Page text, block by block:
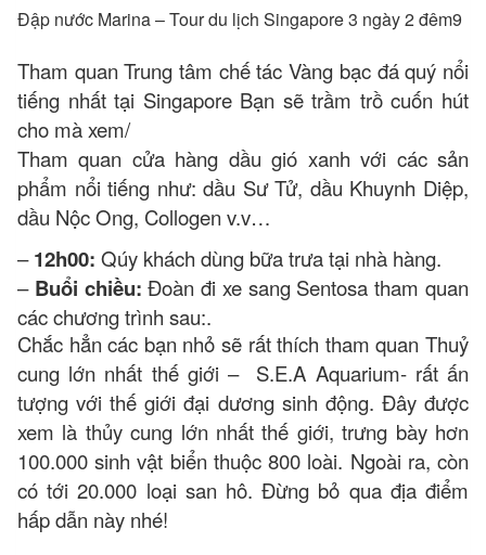
Đập nước Marina – Tour du lịch Singapore 3 ngày 2 đêm9
Tham quan Trung tâm chế tác Vàng bạc đá quý nổi
tiếng nhất tại Singapore Bạn sẽ trầm trồ cuốn hút
cho mà xem/
Tham quan cửa hàng dầu gió xanh với các sản
phẩm nổi tiếng như: dầu Sư Tử, dầu Khuynh Diệp,
dầu Nộc Ong, Collogen v.v…
–12h00: Qúy khách dùng bữa trưa tại nhà hàng.
– Buổi chiều:Đoàn đi xe sang Sentosa tham quan
các chương trình sau:.
Chắc hẳn các bạn nhỏ sẽ rất thích tham quan Thuỷ
cung lớn nhất thế giới – S.E.A Aquarium- rất ấn
tượng với thế giới đại dương sinh động. Đây được
xem là thủy cung lớn nhất thế giới, trưng bày hơn
100.000 sinh vật biển thuộc 800 loài. Ngoài ra, còn
có tới 20.000 loại san hô. Đừng bỏ qua địa điểm
hấp dẫn này nhé!